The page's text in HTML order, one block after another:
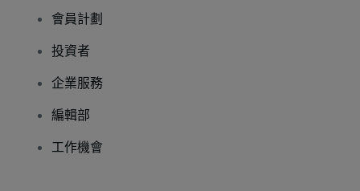
會員計劃
投資者
企業服務
編輯部
工作機會